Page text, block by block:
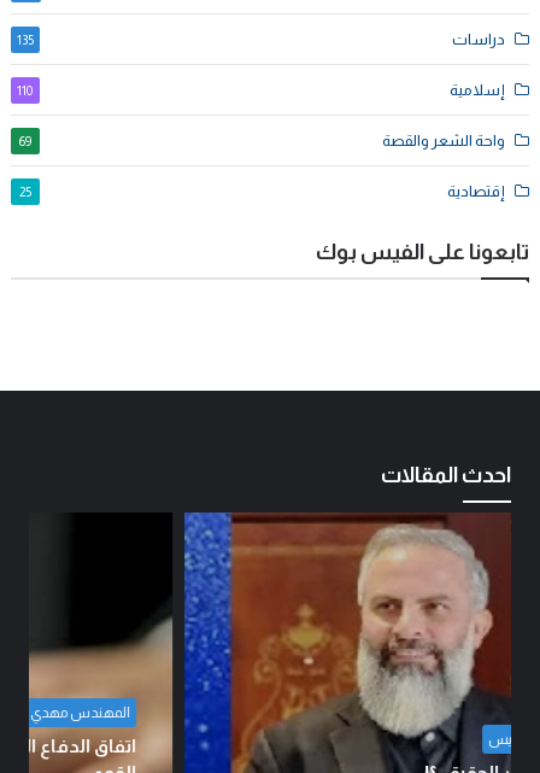
دراسات 135
إسلامية 110
واحة الشعر والقصة 69
إقتصادية 25
تابعونا على الفيس بوك
احدث المقالات
المهندس مهدي حسين الزبيدي
اتفاق الدفاع المشترك… قراءة في تحولات موازين